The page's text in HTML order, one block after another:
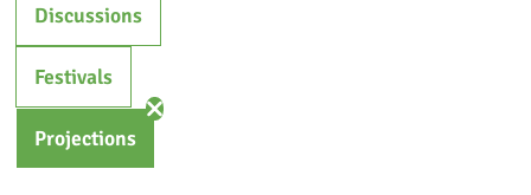
Discussions
Festivals
Projections